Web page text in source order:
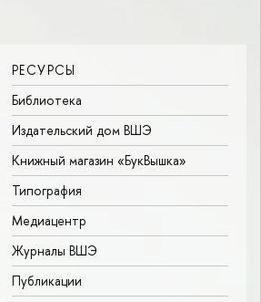
РЕСУРСЫ
Библиотека
Издательский дом ВШЭ
Книжный магазин «БукВышка»
Типография
Медиацентр
Журналы ВШЭ
Публикации